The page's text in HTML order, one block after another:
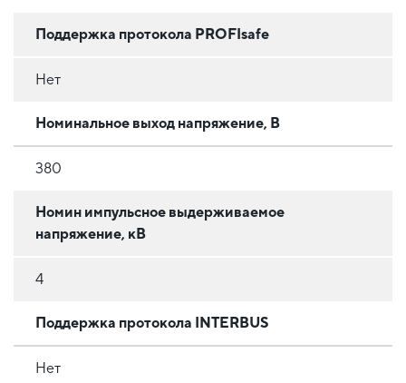
Поддержка протокола PROFIsafe
Нет
Номинальное выход напряжение, В
380
Номин импульсное выдерживаемое
напряжение, кВ
4
Поддержка протокола INTERBUS
Нет